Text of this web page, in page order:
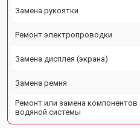
Замена рукоятки
Ремонт электропроводки
Замена дисплея (экрана)
Замена ремня
Ремонт или замена компонентов
водяной системы